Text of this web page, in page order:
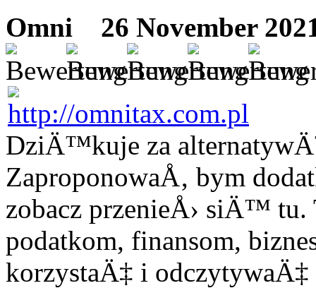
Omni
26 November
DziÄ™kuje za
ZaproponowaÅ‚ bym
zobacz przenieÅ› siÄ™ tu.
podatkom, finansom,
korzystaÄ‡ i